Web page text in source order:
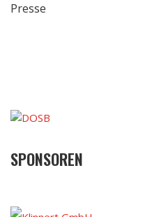
Presse
SPONSOREN